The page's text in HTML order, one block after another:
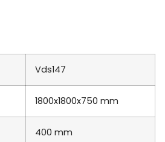
Vds147
1800x1800x750 mm
400 mm